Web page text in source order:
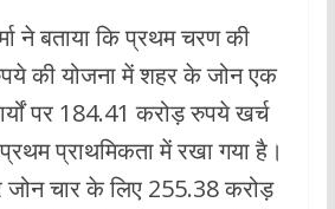
ने बताया कि प्रथम चरण की
की योजना में शहर के जोन एक
पर 184.41 करोड़ रुपये खर्च
प्राथमिकता में रखा गया है।
जोन चार के लिए 255.38 करोड़